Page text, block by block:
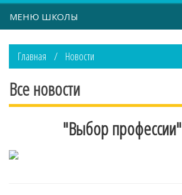
МЕНЮ ШКОЛЫ
Главная Новости
Все новости
"Выбор профессии"